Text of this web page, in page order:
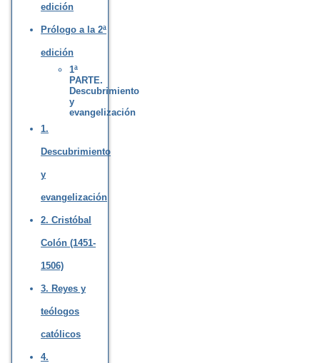
edición
Prólogo a la 2ª
edición
1ª
PARTE.
Descubrimiento
y
evangelización
1.
Descubrimiento
y
evangelización
2. Cristóbal
Colón (1451-
1506)
3. Reyes y
teólogos
católicos
4.